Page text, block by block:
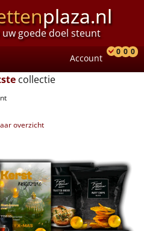
plaza.nl
goede doel steunt
Account
0 0 0
collectie
overzicht